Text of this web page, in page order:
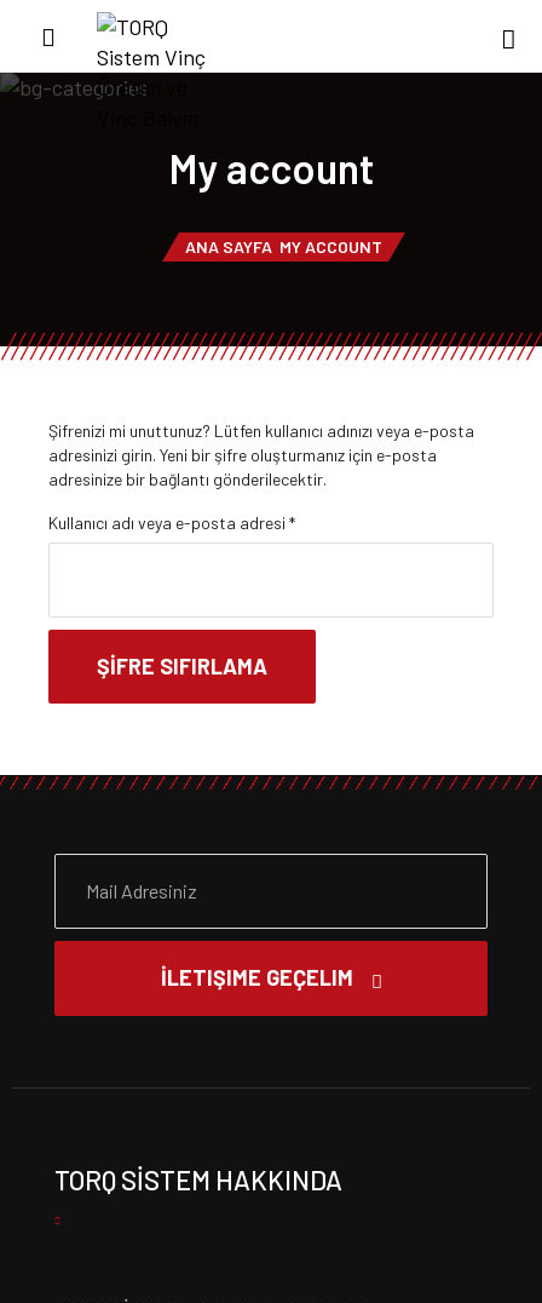
My account
ANA SAYFA MY ACCOUNT
Şifrenizi mi unuttunuz? Lütfen kullanıcı adınızı veya e-posta
adresinizi girin. Yeni bir şifre oluşturmanız için e-posta
adresinize bir bağlantı gönderilecektir.
Kullanıcı adı veya e-posta adresi *
ŞIFRE SIFIRLAMA
İLETIŞIME GEÇELIM
TORQ SISTEM HAKKINDA